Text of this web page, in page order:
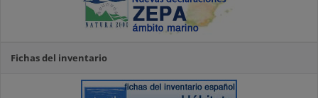
Fichas del inventario